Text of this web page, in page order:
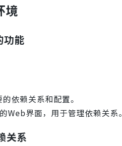
境
能
依赖关系和配置。
Web界面，用于管理依赖关系。
关系